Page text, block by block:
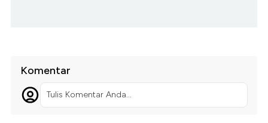
Komentar
Tulis Komentar Anda...